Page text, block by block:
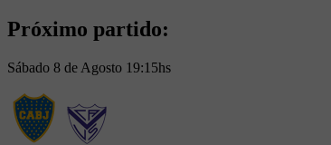
Próximo partido:
Sábado 8 de Agosto 19:15hs